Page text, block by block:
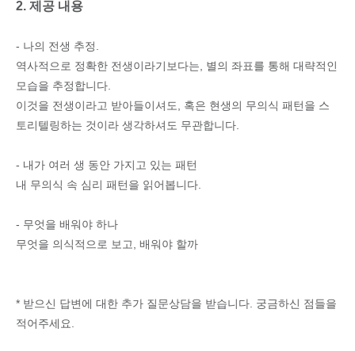
2. 제공 내용
- 나의 전생 추정.
역사적으로 정확한 전생이라기보다는, 별의 좌표를 통해 대략적인
모습을 추정합니다.
이것을 전생이라고 받아들이셔도, 혹은 현생의 무의식 패턴을 스
토리텔링하는 것이라 생각하셔도 무관합니다.
- 내가 여러 생 동안 가지고 있는 패턴
내 무의식 속 심리 패턴을 읽어봅니다.
- 무엇을 배워야 하나
무엇을 의식적으로 보고, 배워야 할까
* 받으신 답변에 대한 추가 질문상담을 받습니다. 궁금하신 점들을
적어주세요.